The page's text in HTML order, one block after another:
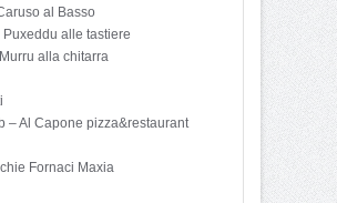
al Basso
Puxeddu alle tastiere
alla chitarra
– Al Capone pizza&restaurant
Fornaci Maxia